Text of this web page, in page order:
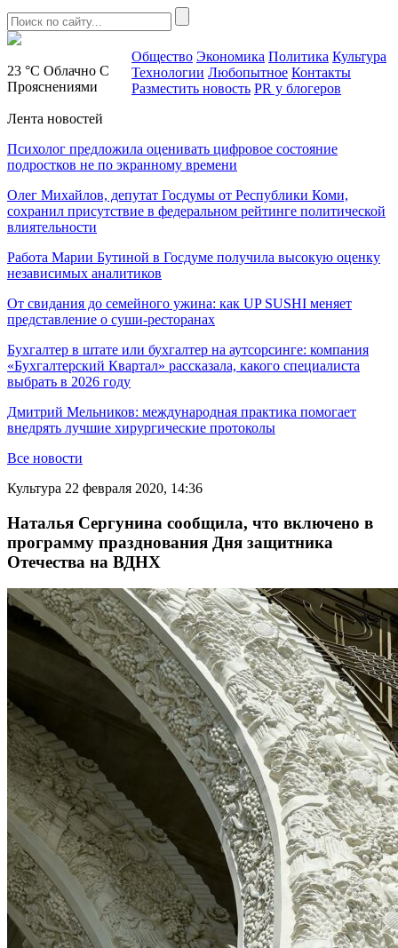
23 °C Облачно С
Прояснениями
Общество Экономика Политика Культура
Технологии Любопытное Контакты
Разместить новость PR у блогеров
Лента новостей
Психолог предложила оценивать цифровое состояние
подростков не по экранному времени
Олег Михайлов, депутат Госдумы от Республики Коми,
сохранил присутствие в федеральном рейтинге политической
влиятельности
Работа Марии Бутиной в Госдуме получила высокую оценку
независимых аналитиков
От свидания до семейного ужина: как UP SUSHI меняет
представление о суши-ресторанах
Бухгалтер в штате или бухгалтер на аутсорсинге: компания
«Бухгалтерский Квартал» рассказала, какого специалиста
выбрать в 2026 году
Дмитрий Мельников: международная практика помогает
внедрять лучшие хирургические протоколы
Все новости
Культура 22 февраля 2020, 14:36
Наталья Сергунина сообщила, что включено в
программу празднования Дня защитника
Отечества на ВДНХ